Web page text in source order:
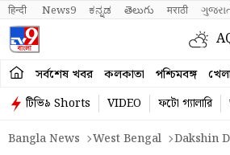
हिन्दी News9 ಕನ್ನಡ తెలుగు मराठी
সর্বশেষ খবর কলকাতা পশ্চিমবঙ্গ খেলা
টিভি৯ Shorts VIDEO ফটো গ্যালারি
Bangla News
West Bengal Dakshin